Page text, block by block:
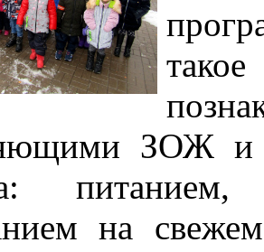
ЗОЖ и
на